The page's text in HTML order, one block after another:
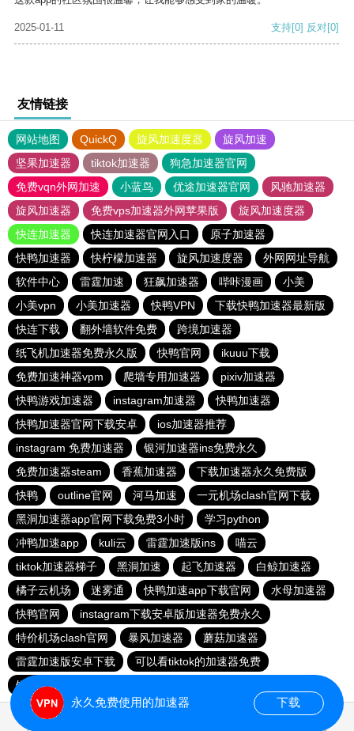
2025-01-11 支持[0] 反对[0]
友情链接
网站地图 QuickQ 旋风加速度器
旋风加速
坚果加速器
tiktok加速器
狗急加速器官网
免费vqn外网加速
小蓝鸟 优途加速器官网
风驰加速器
旋风加速器
免费vps加速器外网苹果版
旋风加速度器
快连加速器
快连加速器官网入口
原子加速器
快鸭加速器
快柠檬加速器 旋风加速度器
外网网址导航
软件中心
雷霆加速 狂飙加速器 哔咔漫画
小美
小美vpn
小美加速器 快鸭VPN
下载快鸭加速器最新版
快连下载
翻外墙软件免费
跨境加速器
纸飞机加速器免费永久版
快鸭官网
ikuuu下载
免费加速神器vpm
爬墙专用加速器
pixiv加速器
快鸭游戏加速器
instagram加速器
快鸭加速器
快鸭加速器官网下载安卓
ios加速器推荐
instagram 免费加速器
银河加速器ins免费永久
免费加速器steam
香蕉加速器
下载加速器永久免费版
快鸭
outline官网 河马加速
一元机场clash官网下载
黑洞加速器app官网下载免费3小时
学习python
冲鸭加速app
kuli云 雷霆加速版ins
喵云
tiktok加速器梯子
黑洞加速 起飞加速器
白鲸加速器
橘子云机场
迷雾通 快鸭加速app下载官网
水母加速器
快鸭官网
instagram下载安卓版加速器免费永久
特价机场clash官网
暴风加速器
蘑菇加速器
雷霆加速版安卓下载
可以看tiktok的加速器免费
银河加速器
永久免费使用的加速器 下载